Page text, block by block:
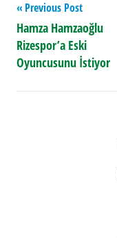
Yazı
gezinmesi
Previous Post
Hamza Hamzaoğlu
Rizespor’a Eski
Oyuncusunu İstiyor